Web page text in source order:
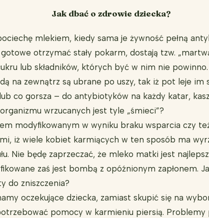
Jak dbać o zdrowie dziecka?
mlekiem, kiedy sama je żywność pełną
otrzymać stały pokarm, dostają tzw.
lub składników, których być w nim nie
na zewnątrz są ubrane po uszy, tak iż pot leje im
co gorsza – do antybiotyków na każdy katar,
wrzucanych jest tyle „śmieci”?
modyfikowanym w wyniku braku wsparcia czy
iż wiele kobiet karmiących w ten sposób ma
Nie będę zaprzeczać, że mleko matki jest
zaś jest bombą z opóźnionym zapłonem.
do zniszczenia?
oczekujące dziecka, zamiast skupić się na
pomocy w karmieniu piersią. Problemy